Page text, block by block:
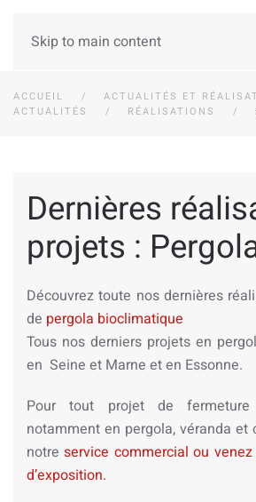
Skip to main content
ACCUEIL
ACTUALITÉS ET
ACTUALITÉS
RÉALISATIONS
Dernières
projets :
Découvrez toute nos dernières
de pergola bioclimatique
Tous nos derniers projets en
en Seine et Marne et en Essonne.
Pour tout projet de
notamment en pergola, véranda et
notreservice commercial ou
d’exposition.